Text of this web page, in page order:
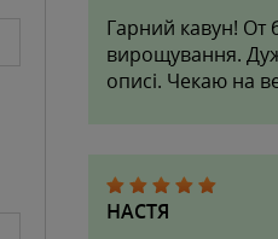
Гарний кавун! От
вирощування.
описі. Чекаю на
НАСТЯ